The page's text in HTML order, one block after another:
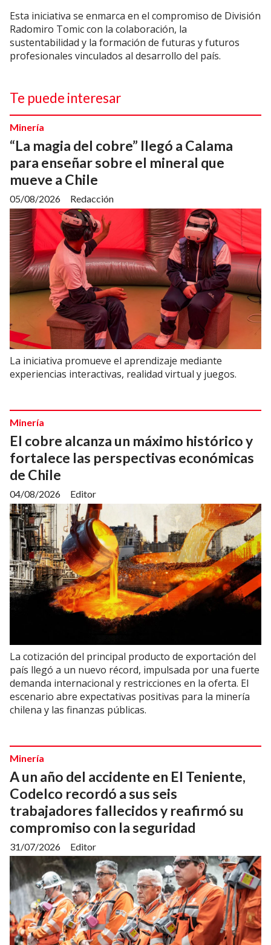
Esta iniciativa se enmarca en el compromiso de División
Radomiro Tomic con la colaboración, la
sustentabilidad y la formación de futuras y futuros
profesionales vinculados al desarrollo del país.
Te puede interesar
“La magia del cobre” llegó a Calama
para enseñar sobre el mineral que
mueve a Chile
Redacción
Minería
05/08/2026
La iniciativa promueve el aprendizaje mediante
experiencias interactivas, realidad virtual y juegos.
El cobre alcanza un máximo histórico y
fortalece las perspectivas económicas
de Chile
Editor
Minería
04/08/2026
La cotización del principal producto de exportación del
país llegó a un nuevo récord, impulsada por una fuerte
demanda internacional y restricciones en la oferta. El
escenario abre expectativas positivas para la minería
chilena y las finanzas públicas.
A un año del accidente en El Teniente,
Codelco recordó a sus seis
trabajadores fallecidos y reafirmó su
compromiso con la seguridad
Editor
Minería
31/07/2026